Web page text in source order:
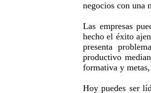
negocios con una
Las empresas
hecho el éxito
presenta
productivo
formativa y
Hoy puedes ser